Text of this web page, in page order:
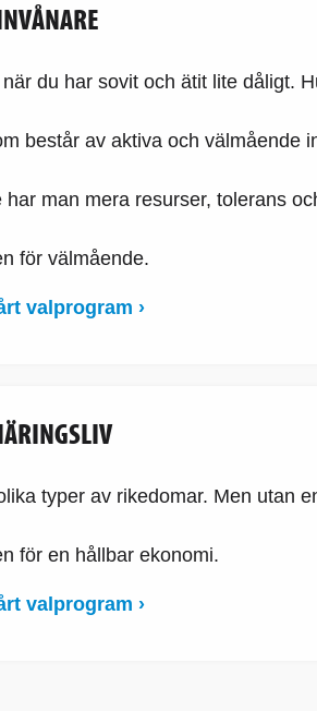
du har sovit och ätit lite dåligt.
består av aktiva och välmående
har man mera resurser, tolerans
för välmående.
valprogram ›
typer av rikedomar. Men utan
för en hållbar ekonomi.
valprogram ›